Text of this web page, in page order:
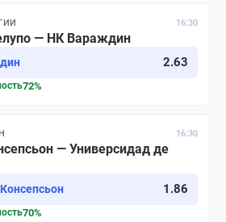
16:30
— НК Вараждин
2.63
72%
16:30
— Универсидад де
1.86
70%